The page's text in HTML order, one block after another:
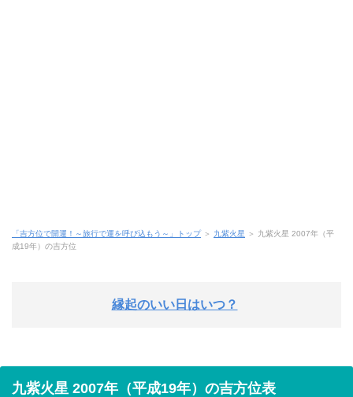
「吉方位で開運！～旅行で運を呼び込もう～」トップ＞ 九紫火星 ＞ 九紫火星 2007年（平
成19年）の吉方位
縁起のいい日はいつ？
九紫火星 2007年（平成19年）の吉方位表